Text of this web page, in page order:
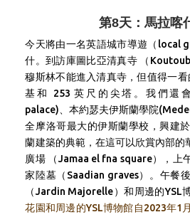
第8天：馬拉喀
今天將由一名英語城市導遊（local
什。到訪庫圖比亞清真寺 （
穆斯林不能進入清真寺，但值得一
基和 253 英尺的尖塔。我們還
palace)、本約瑟夫伊斯蘭學院
全摩洛哥最大的伊斯蘭學校，興建
蘭建築的典範，在這可以欣賞內部的
廣場 （Jamaa el fna square），上
家陸墓（Saadian graves）。午餐
（Jardin Majorelle）和周邊的YSL
花園和周邊的YSL博物館自2023年1